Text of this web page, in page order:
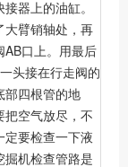
器上的油缸。
大臂销轴处，再
口上。用最后
头接在行走阀的
部四根管的地
空气放尽，不
要检查一下液
掘机检查管路是